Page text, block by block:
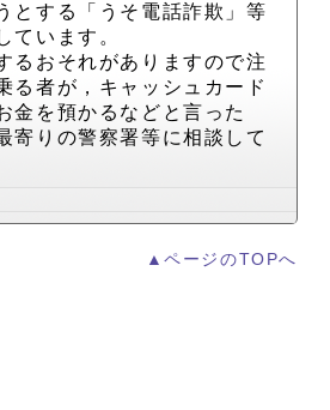
とする「うそ電話詐欺」等
ています。
るおそれがありますので注
る者が，キャッシュカード
金を預かるなどと言った
寄りの警察署等に相談して
▲ページのTOPへ